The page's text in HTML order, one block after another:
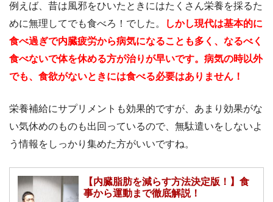
例えば、昔は風邪をひいたときにはたくさん栄養を採るた
めに無理してでも食べろ！でした。
しかし現代は基本的に
食べ過ぎで内臓疲労から病気になることも多く、なるべく
食べないで体を休める方が治りが早いです。病気の時以外
でも、食欲がないときには食べる必要はありません！
栄養補給にサプリメントも効果的ですが、あまり効果がな
い気休めのものも出回っているので、無駄遣いをしないよ
う情報をしっかり集めた方がいいですね。
【内臓脂肪を減らす方法決定版！】食
事から運動まで徹底解説！